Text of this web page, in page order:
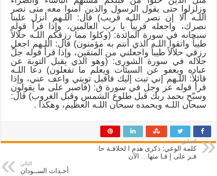
وزلزلوا حتى يقول الرسول والذين آمنوا معه متى نصر
اللـه ألا إن نصر اللـه قريب) قال: اللـهم أنزل علينا
نصرك، واجعله قريباً يا رب العالمين، وإذا قرأ قوله
سبحانه في سورة المائدة: (وكلوا مما رزقكم اللـه حلالاً
طيباً واتقوا اللـه الذي أنتم به مؤمنون) قال: اللـهم اجعل
رزقي حلالاً طيباً واجعلني من المتقين، وإذا قرأ قوله جلّ
جلاله في سورة الشورى: (وهو الذي يقبل التوبة عن
عباده ويعفو عن السيئات ويعلم ما تفعلون) دعا اللـه
قائلاً: اللـهم إني تبت إليك فاقبل توبتي واعف عني، وإذا
قرأ قوله عز وجل في سورة ق: (فاصبر على ما يقولون
وسبّح بحمد ربك قبل طلوع الشمس وقبل الغروب) قال:
سبحان اللـه وبحمده سبحان اللـه العظيم، وهكذا .
السابق
كلمة الوعي: ذكرى هدم ا لخلافـة حا
فـز على إ قـا متها… الآن
التالي
أحـداث الســودان